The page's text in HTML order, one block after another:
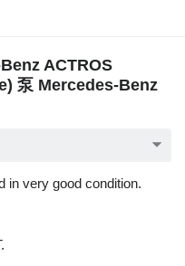
ACTROS
泵 Mercedes-Benz
in very good condition.